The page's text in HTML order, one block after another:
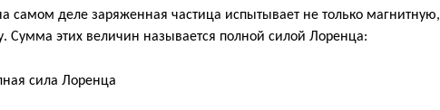
самом деле заряженная частица испытывает не только магнитную,
Сумма этих величин называется полной силой Лоренца: